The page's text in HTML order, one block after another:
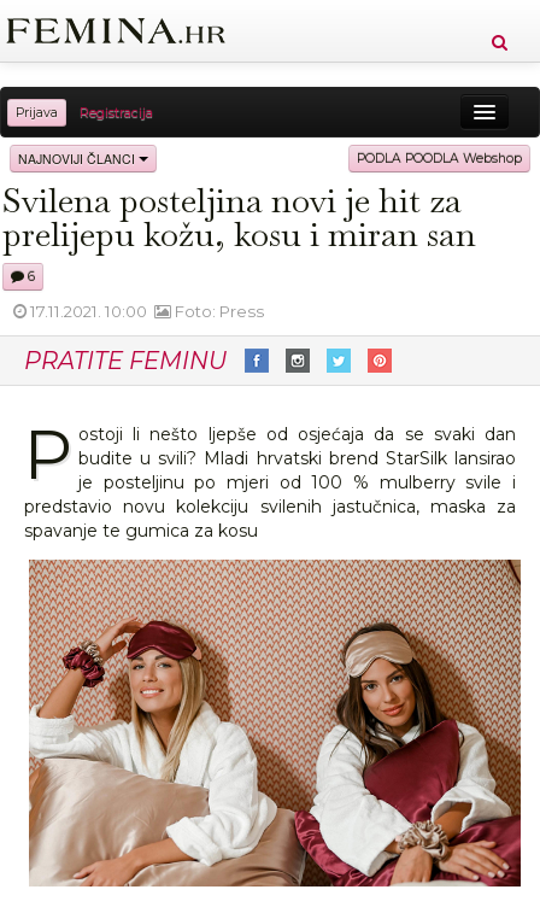
Prijava Registracija
Sreća Zdravlje Vitkost
Moda Ljubav Relax Putovanja Recepti
Proizvodi
NAJNOVIJI ČLANCI PODLA POODLA Webshop
Svilena posteljina novi je hit za
prelijepu kožu, kosu i miran san
6
17.11.2021. 10:00 Foto: Press
PRATITE FEMINU
P ostoji li nešto ljepše od osjećaja da se svaki dan
budite u svili? Mladi hrvatski brend StarSilk lansirao
je posteljinu po mjeri od 100 % mulberry svile i
predstavio novu kolekciju svilenih jastučnica, maska za
spavanje te gumica za kosu